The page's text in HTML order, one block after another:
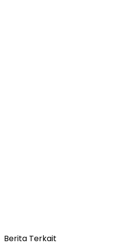
Berita Terkait